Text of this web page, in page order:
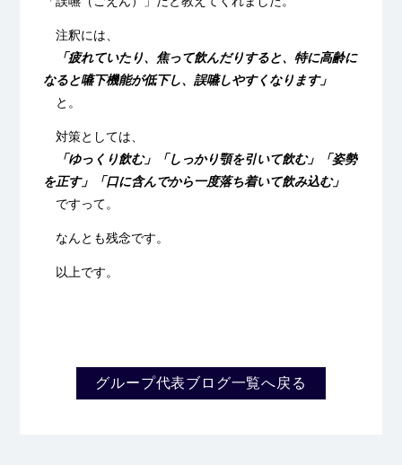
注釈には、
「疲れていたり、焦って飲んだりすると、特に高齢に
なると嚥下機能が低下し、誤嚥しやすくなります」
と。
対策としては、
「ゆっくり飲む」「しっかり顎を引いて飲む」「姿勢
を正す」「口に含んでから一度落ち着いて飲み込む」
ですって。
なんとも残念です。
以上です。
グループ代表ブログ一覧へ戻る